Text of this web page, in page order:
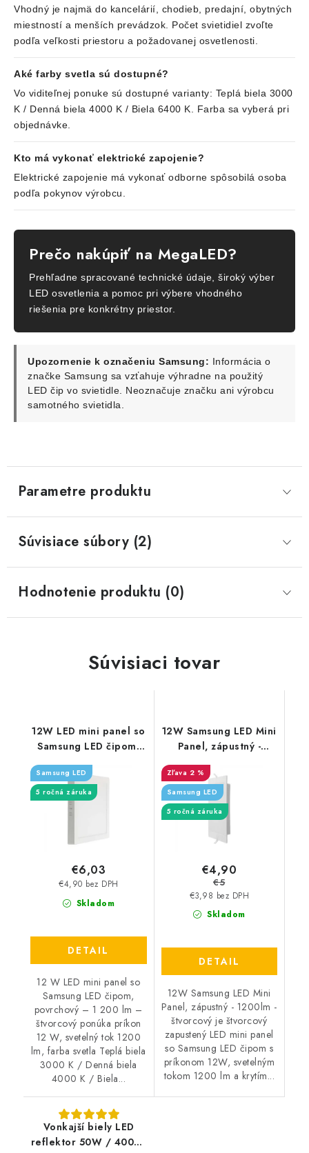
Vhodný je najmä do kancelárií, chodieb, predajní, obytných
miestností a menších prevádzok. Počet svietidiel zvoľte
podľa veľkosti priestoru a požadovanej osvetlenosti.
Aké farby svetla sú dostupné?
Vo viditeľnej ponuke sú dostupné varianty: Teplá biela 3000
K / Denná biela 4000 K / Biela 6400 K. Farba sa vyberá pri
objednávke.
Kto má vykonať elektrické zapojenie?
Elektrické zapojenie má vykonať odborne spôsobilá osoba
podľa pokynov výrobcu.
Prečo nakúpiť na MegaLED?
Prehľadne spracované technické údaje, široký výber
LED osvetlenia a pomoc pri výbere vhodného
riešenia pre konkrétny priestor.
Upozornenie k označeniu Samsung: Informácia o
značke Samsung sa vzťahuje výhradne na použitý
LED čip vo svietidle. Neoznačuje značku ani výrobcu
samotného svietidla.
Parametre produktu
Súvisiace súbory (2)
Hodnotenie produktu (0)
Súvisiaci tovar
12W LED mini panel so
Samsung LED čipom,
povrchový - 1200lm -
štvorcový
Samsung LED
5 ročná záruka
Skladom
€4,90 bez DPH
€6,03
DETAIL
12 W LED mini panel so
Samsung LED čipom,
povrchový – 1 200 lm –
štvorcový ponúka príkon
12 W, svetelný tok 1200
lm, farba svetla Teplá biela
3000 K / Denná biela
4000 K / Biela...
12W Samsung LED Mini
Panel, zápustný -
1200lm - štvorcový
2 %
Samsung LED
5 ročná záruka
Skladom
€3,98 bez DPH
€4,90
€5
DETAIL
12W Samsung LED Mini
Panel, zápustný - 1200lm -
štvorcový je štvorcový
zapustený LED mini panel
so Samsung LED čipom s
príkonom 12W, svetelným
tokom 1200 lm a krytím...
Vonkajší biely LED
reflektor 50W / 4000K